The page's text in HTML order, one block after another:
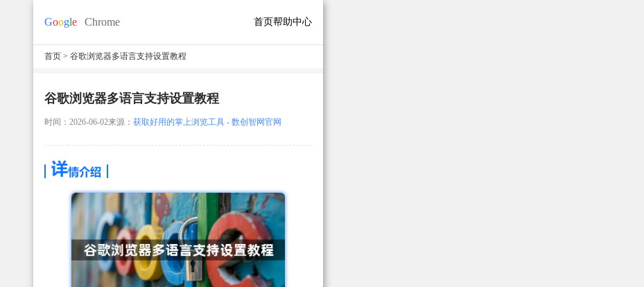
首页帮助中心
首页 > 谷歌浏览器多语言支持设置教程
谷歌浏览器多语言支持设置教程
时间：2026-06-02来源： 获取好用的掌上浏览工具 - 数创智网官网